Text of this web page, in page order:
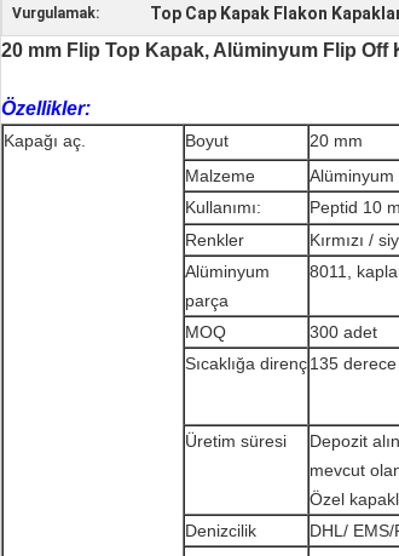
Vurgulamak: Top Cap Kapak Flakon
20 mm Flip Top Kapak, Alüminyum Flip
Özellikler:
Kapağı aç. Boyut
20 mm
Malzeme
Alüminyum
Kullanımı:
Peptid 10
Renkler
Kırmızı /
Alüminyum
parça
8011,
MOQ
300 adet
Sıcaklığa direnç135 derece
Üretim süresi
Depozit
mevcut
Özel
Denizcilik
DHL/